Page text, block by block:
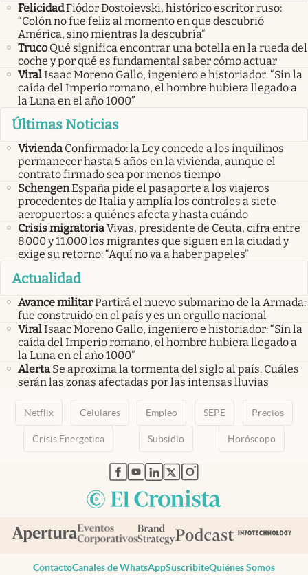
FelicidadFiódor Dostoievski, histórico escritor ruso:
“Colón no fue feliz al momento en que descubrió
América, sino mientras la descubría”
Truco Qué significa encontrar una botella en la rueda del
coche y por qué es fundamental saber cómo actuar
ViralIsaac Moreno Gallo, ingeniero e historiador: “Sin la
caída del Imperio romano, el hombre hubiera llegado a
la Luna en el año 1000”
Últimas Noticias
Vivienda Confirmado: la Ley concede a los inquilinos
permanecer hasta 5 años en la vivienda, aunque el
contrato firmado sea por menos tiempo
SchengenEspaña pide el pasaporte a los viajeros
procedentes de Italia y amplía los controles a siete
aeropuertos: a quiénes afecta y hasta cuándo
Crisis migratoriaVivas, presidente de Ceuta, cifra entre
8.000 y 11.000 los migrantes que siguen en la ciudad y
exige su retorno: “Aquí no va a haber papeles”
Actualidad
Avance militarPartirá el nuevo submarino de la Armada:
fue construido en el país y es un orgullo nacional
ViralIsaac Moreno Gallo, ingeniero e historiador: “Sin la
caída del Imperio romano, el hombre hubiera llegado a
la Luna en el año 1000”
Alerta Se aproxima la tormenta del siglo al país. Cuáles
serán las zonas afectadas por las intensas lluvias
Netflix Celulares Empleo SEPE Precios
Crisis Energetica Subsidio Horóscopo
abre en nueva pestaña
abre en nueva pestaña
abre en nueva pestaña
abre en nueva pestaña
abre en nueva pestaña
ContactoCanales de WhatsAppSuscribiteQuiénes Somos